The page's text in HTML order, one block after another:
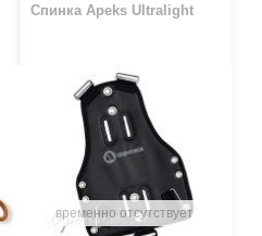
Спинка Apeks Ultralight
временно отсутствует